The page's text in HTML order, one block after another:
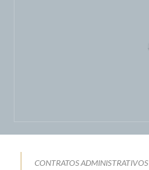
CONTRATOS ADMINISTRATIVOS